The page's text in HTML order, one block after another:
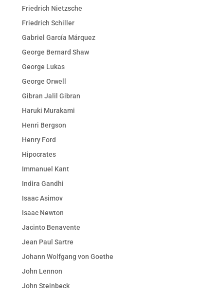
Friedrich Nietzsche
Friedrich Schiller
Gabriel García Márquez
George Bernard Shaw
George Lukas
George Orwell
Gibran Jalil Gibran
Haruki Murakami
Henri Bergson
Henry Ford
Hipocrates
Immanuel Kant
Indira Gandhi
Isaac Asimov
Isaac Newton
Jacinto Benavente
Jean Paul Sartre
Johann Wolfgang von Goethe
John Lennon
John Steinbeck